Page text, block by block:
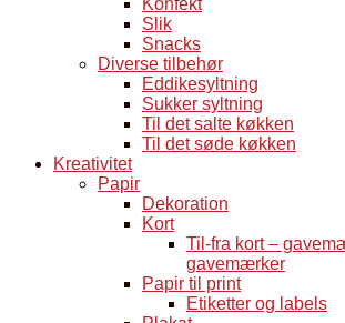
Konfekt
Slik
Snacks
Diverse tilbehør
Eddikesyltning
Sukker syltning
Til det salte køkken
Til det søde køkken
Kreativitet
Papir
Dekoration
Kort
Til-fra kort –
gavemærker
Papir til print
Etiketter og labels